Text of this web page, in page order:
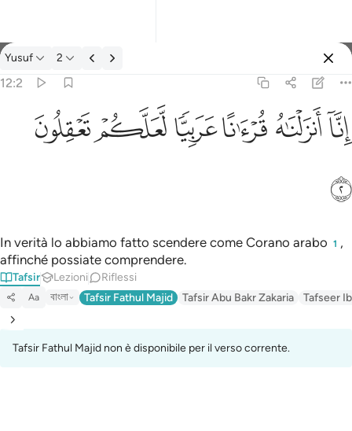
Tafsir: Yusuf 12:2
Yusuf 2
12:2
انا انزلناه قرانا عربيا لعلكم تعقلون ٢
إِنَّآ أَنزَلْنَـٰهُ قُرْءَٰنًا عَرَبِيًّۭا لَّعَلَّكُمْ تَعْقِلُونَ ٢
ﲙﲚﲛﲜﲝﲞ
ﲟ
In verità lo abbiamo fatto scendere come Corano arabo 1 ,
affinché possiate comprendere.
Tafsir Lezioni Riflessi
Aa বাংলা Tafsir Fathul Majid Tafsir Abu Bakr Zakaria Tafseer
Tafsir Fathul Majid non è disponibile per il verso corrente.